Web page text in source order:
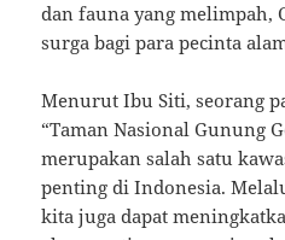
dan fauna yang melimpah,
surga bagi para pecinta
Menurut Ibu Siti, seorang
“Taman Nasional Gunung
merupakan salah satu
penting di Indonesia.
kita juga dapat